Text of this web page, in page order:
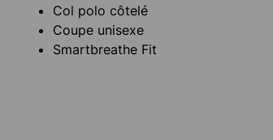
Col polo côtelé
Coupe unisexe
Smartbreathe Fit